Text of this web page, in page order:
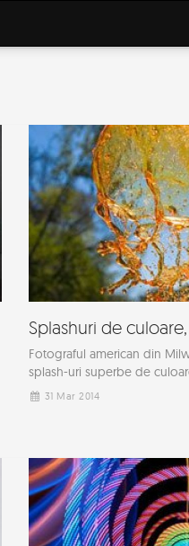
Splashuri de
Fotograful american din
splash-uri superbe de
31 Mar 2014